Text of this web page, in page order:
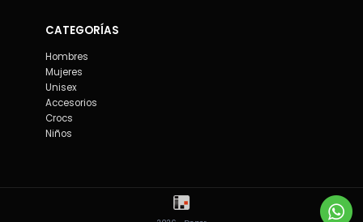
CATEGORÍAS
Hombres
Mujeres
Unisex
Accesorios
Crocs
Niños